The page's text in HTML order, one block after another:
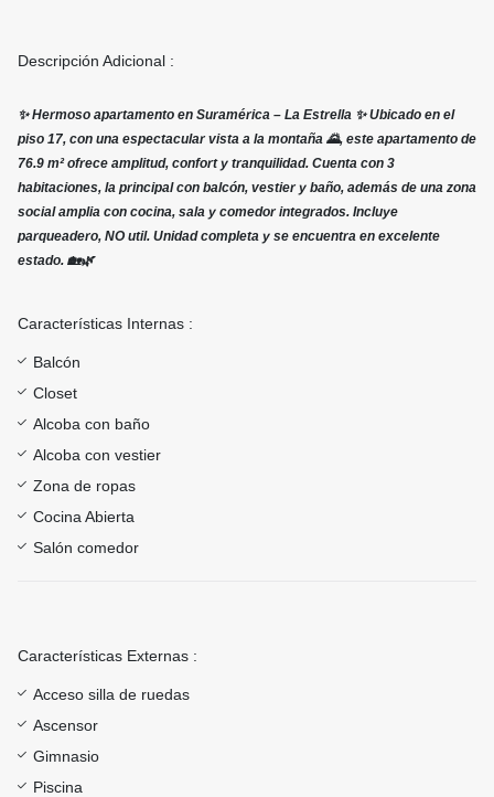
Descripción Adicional :
✨ Hermoso apartamento en Suramérica – La Estrella ✨ Ubicado en el
piso 17, con una espectacular vista a la montaña 🌄, este apartamento de
76.9 m² ofrece amplitud, confort y tranquilidad. Cuenta con 3
habitaciones, la principal con balcón, vestier y baño, además de una zona
social amplia con cocina, sala y comedor integrados. Incluye
parqueadero, NO util. Unidad completa y se encuentra en excelente
estado. 🏡🌿
Características Internas :
Balcón
Closet
Alcoba con baño
Alcoba con vestier
Zona de ropas
Cocina Abierta
Salón comedor
Características Externas :
Acceso silla de ruedas
Ascensor
Gimnasio
Piscina